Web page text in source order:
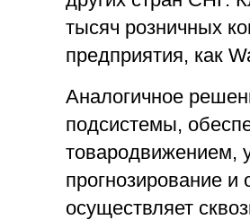
тысяч розничных
предприятия, как
Аналогичное
подсистемы,
товародвижением,
прогнозирование
осуществляет